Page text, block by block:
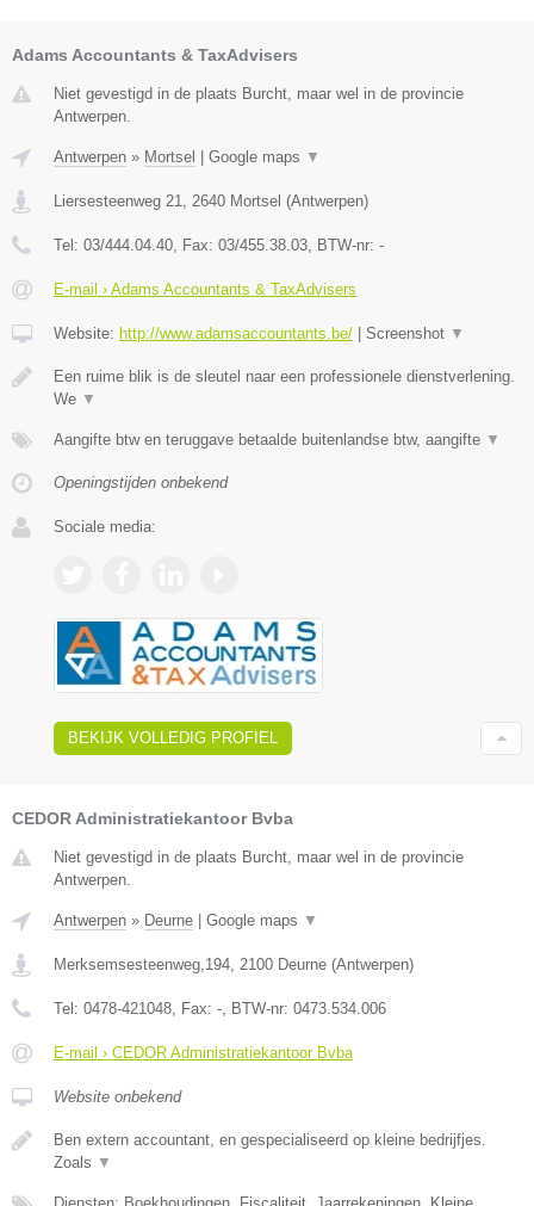
Adams Accountants & TaxAdvisers
Niet gevestigd in de plaats Burcht, maar wel in de provincie
Antwerpen.
Antwerpen » Mortsel Google maps ▼
Liersesteenweg 21, 2640 Mortsel (Antwerpen)
Tel: 03/444.04.40, Fax: 03/455.38.03, BTW-nr: -
E-mail › Adams Accountants & TaxAdvisers
Website: http://www.adamsaccountants.be/ Screenshot ▼
Een ruime blik is de sleutel naar een professionele dienstverlening.
We ▼
Aangifte btw en teruggave betaalde buitenlandse btw, aangifte ▼
Openingstijden onbekend
Sociale media:
BEKIJK VOLLEDIG PROFIEL
CEDOR Administratiekantoor Bvba
Niet gevestigd in de plaats Burcht, maar wel in de provincie
Antwerpen.
Antwerpen » Deurne Google maps ▼
Merksemsesteenweg,194 2100 Deurne (Antwerpen)
Tel: 0478-421048 , Fax: - , BTW-nr: 0473.534.006
E-mail › CEDOR Administratiekantoor Bvba
Website onbekend
Ben extern accountant, en gespecialiseerd op kleine bedrijfjes.
Zoals ▼